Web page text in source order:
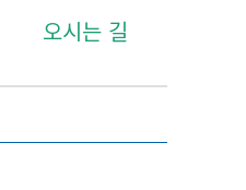
오시는 길